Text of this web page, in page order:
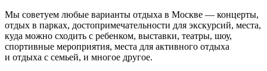
Мы советуем любые варианты отдыха в Москве — концерты,
отдых в парках, достопримечательности для экскурсий, места,
куда можно сходить с ребенком, выставки, театры, шоу,
спортивные мероприятия, места для активного отдыха
и отдыха с семьей, и многое другое.